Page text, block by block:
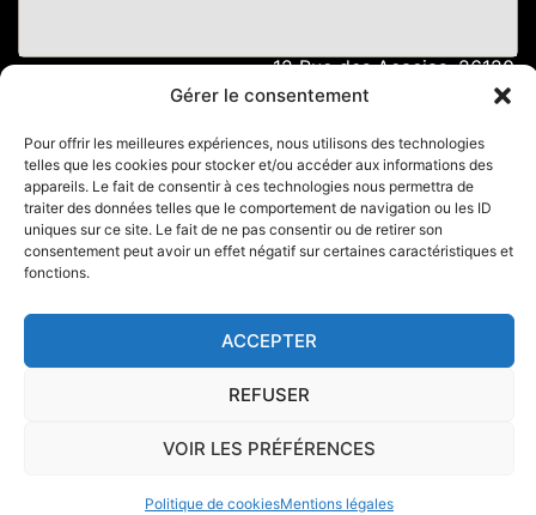
Gérer le consentement
Pour offrir les meilleures expériences, nous utilisons des technologies
telles que les cookies pour stocker et/ou accéder aux informations des
appareils. Le fait de consentir à ces technologies nous permettra de
traiter des données telles que le comportement de navigation ou les ID
uniques sur ce site. Le fait de ne pas consentir ou de retirer son
consentement peut avoir un effet négatif sur certaines caractéristiques et
fonctions.
ACCEPTER
REFUSER
VOIR LES PRÉFÉRENCES
Politique de cookiesMentions légales
12 Rue des Acacias, 26120
Montélier
06 76 45 96 88
Instagram
LinkedIn
CONTACTEZ MOI
tous droits réservés
PlancheContact